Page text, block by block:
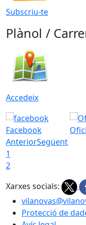
Subscriu-te
Plànol /
Accedeix
Facebook
AnteriorSegüent
1
2
Xarxes socials:
Protecció de